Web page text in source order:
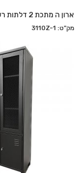
ארון ה מתכת 2 דלתות רשת 195X86X43 במבחר צבעי אפוקסי
מק"ט: 3110Z-1